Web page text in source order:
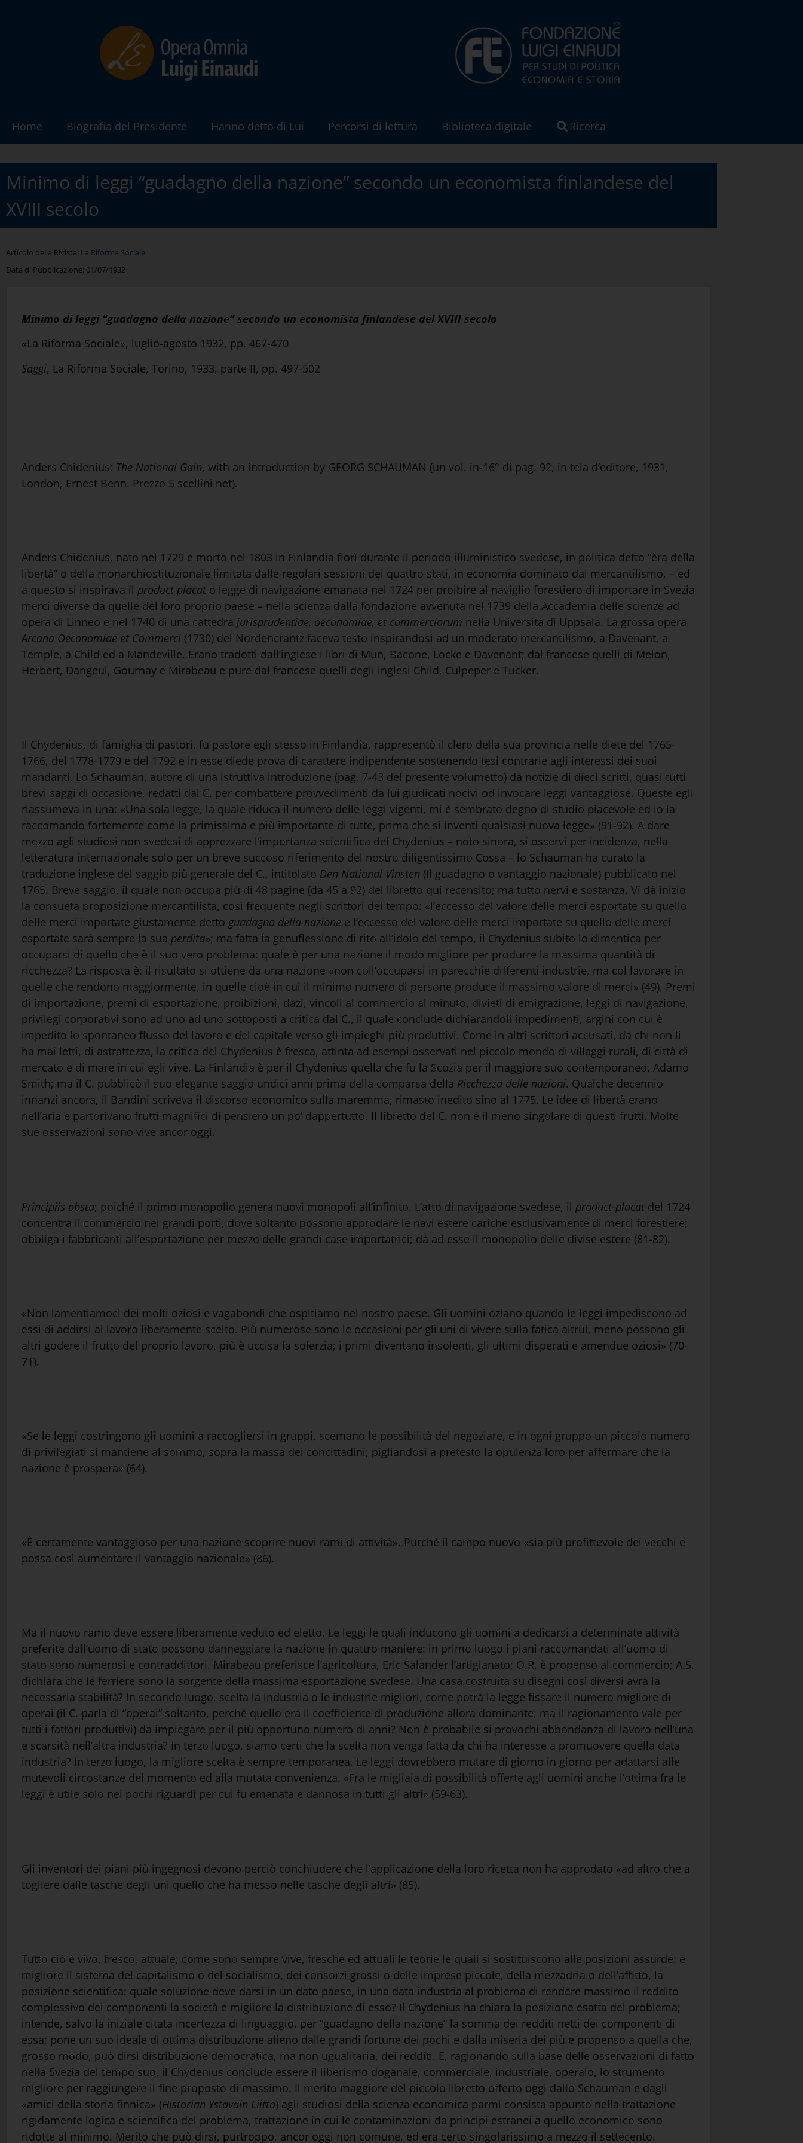
Home Biografia del Presidente Hanno detto di Lui Percorsi di lettura Biblioteca digitale Ricerca
Minimo di leggi “guadagno della nazione” secondo un economista finlandese del
XVIII secolo
Articolo della Rivista: La Riforma Sociale
Data di Pubblicazione: 01/07/1932
Minimo di leggi “guadagno della nazione” secondo un economista finlandese del XVIII secolo
«La Riforma Sociale», luglio-agosto 1932, pp. 467-470
Saggi, La Riforma Sociale, Torino, 1933, parte II, pp. 497-502
Anders Chidenius: The National Gain, with an introduction by GEORG SCHAUMAN (un vol. in-16° di pag. 92, in tela d’editore, 1931,
London, Ernest Benn. Prezzo 5 scellini net).
Anders Chidenius, nato nel 1729 e morto nel 1803 in Finlandia fiorì durante il periodo illuministico svedese, in politica detto “èra della
libertà” o della monarchiostituzionale limitata dalle regolari sessioni dei quattro stati, in economia dominato dal mercantilismo, – ed
a questo si inspirava il product placat o legge di navigazione emanata nel 1724 per proibire al naviglio forestiero di importare in Svezia
merci diverse da quelle del loro proprio paese – nella scienza dalla fondazione avvenuta nel 1739 della Accademia delle scienze ad
opera di Linneo e nel 1740 di una cattedra jurisprudentiae, oeconomiae, et commerciorum nella Università di Uppsala. La grossa opera
Arcana Oeconomiae et Commerci (1730) del Nordencrantz faceva testo inspirandosi ad un moderato mercantilismo, a Davenant, a
Temple, a Child ed a Mandeville. Erano tradotti dall’inglese i libri di Mun, Bacone, Locke e Davenant; dal francese quelli di Melon,
Herbert, Dangeul, Gournay e Mirabeau e pure dal francese quelli degli inglesi Child, Culpeper e Tucker.
Il Chydenius, di famiglia di pastori, fu pastore egli stesso in Finlandia, rappresentò il clero della sua provincia nelle diete del 1765-
1766, del 1778-1779 e del 1792 e in esse diede prova di carattere indipendente sostenendo tesi contrarie agli interessi dei suoi
mandanti. Lo Schauman, autore di una istruttiva introduzione (pag. 7-43 del presente volumetto) dà notizie di dieci scritti, quasi tutti
brevi saggi di occasione, redatti dal C. per combattere provvedimenti da lui giudicati nocivi od invocare leggi vantaggiose. Queste egli
riassumeva in una: «Una sola legge, la quale riduca il numero delle leggi vigenti, mi è sembrato degno di studio piacevole ed io la
raccomando fortemente come la primissima e più importante di tutte, prima che si inventi qualsiasi nuova legge» (91-92). A dare
mezzo agli studiosi non svedesi di apprezzare l’importanza scientifica del Chydenius – noto sinora, si osservi per incidenza, nella
letteratura internazionale solo per un breve succoso riferimento del nostro diligentissimo Cossa – lo Schauman ha curato la
traduzione inglese del saggio più generale del C., intitolato Den National Vinsten (Il guadagno o vantaggio nazionale) pubblicato nel
1765. Breve saggio, il quale non occupa più di 48 pagine (da 45 a 92) del libretto qui recensito; ma tutto nervi e sostanza. Vi dà inizio
la consueta proposizione mercantilista, così frequente negli scrittori del tempo: «l’eccesso del valore delle merci esportate su quello
delle merci importate giustamente detto guadagno della nazione e l’eccesso del valore delle merci importate su quello delle merci
esportate sarà sempre la sua perdita»; ma fatta la genuflessione di rito all’idolo del tempo, il Chydenius subito lo dimentica per
occuparsi di quello che è il suo vero problema: quale è per una nazione il modo migliore per produrre la massima quantità di
ricchezza? La risposta è: il risultato si ottiene da una nazione «non coll’occuparsi in parecchie differenti industrie, ma col lavorare in
quelle che rendono maggiormente, in quelle cioè in cui il minimo numero di persone produce il massimo valore di merci» (49). Premi
di importazione, premi di esportazione, proibizioni, dazi, vincoli al commercio al minuto, divieti di emigrazione, leggi di navigazione,
privilegi corporativi sono ad uno ad uno sottoposti a critica dal C., il quale conclude dichiarandoli impedimenti, argini con cui è
impedito lo spontaneo flusso del lavoro e del capitale verso gli impieghi più produttivi. Come in altri scrittori accusati, da chi non li
ha mai letti, di astrattezza, la critica del Chydenius è fresca, attinta ad esempi osservati nel piccolo mondo di villaggi rurali, di città di
mercato e di mare in cui egli vive. La Finlandia è per il Chydenius quella che fu la Scozia per il maggiore suo contemporaneo, Adamo
Smith; ma il C. pubblicò il suo elegante saggio undici anni prima della comparsa della Ricchezza delle nazioni. Qualche decennio
innanzi ancora, il Bandini scriveva il discorso economico sulla maremma, rimasto inedito sino al 1775. Le idee di libertà erano
nell’aria e partorivano frutti magnifici di pensiero un po’ dappertutto. Il libretto del C. non è il meno singolare di questi frutti. Molte
sue osservazioni sono vive ancor oggi.
Principiis obsta; poiché il primo monopolio genera nuovi monopoli all’infinito. L’atto di navigazione svedese, il product-placat del 1724
concentra il commercio nei grandi porti, dove soltanto possono approdare le navi estere cariche esclusivamente di merci forestiere;
obbliga i fabbricanti all’esportazione per mezzo delle grandi case importatrici; dà ad esse il monopolio delle divise estere (81-82).
«Non lamentiamoci dei molti oziosi e vagabondi che ospitiamo nel nostro paese. Gli uomini oziano quando le leggi impediscono ad
essi di addirsi al lavoro liberamente scelto. Più numerose sono le occasioni per gli uni di vivere sulla fatica altrui, meno possono gli
altri godere il frutto del proprio lavoro, più è uccisa la solerzia; i primi diventano insolenti, gli ultimi disperati e amendue oziosi» (70-
71).
«Se le leggi costringono gli uomini a raccogliersi in gruppi, scemano le possibilità del negoziare, e in ogni gruppo un piccolo numero
di privilegiati si mantiene al sommo, sopra la massa dei concittadini; pigliandosi a pretesto la opulenza loro per affermare che la
nazione è prospera» (64).
«È certamente vantaggioso per una nazione scoprire nuovi rami di attività». Purché il campo nuovo «sia più profittevole dei vecchi e
possa così aumentare il vantaggio nazionale» (86).
Ma il nuovo ramo deve essere liberamente veduto ed eletto. Le leggi le quali inducono gli uomini a dedicarsi a determinate attività
preferite dall’uomo di stato possono danneggiare la nazione in quattro maniere: in primo luogo i piani raccomandati all’uomo di
stato sono numerosi e contraddittori. Mirabeau preferisce l’agricoltura, Eric Salander l’artigianato; O.R. è propenso al commercio; A.S.
dichiara che le ferriere sono la sorgente della massima esportazione svedese. Una casa costruita su disegni così diversi avrà la
necessaria stabilità? In secondo luogo, scelta la industria o le industrie migliori, come potrà la legge fissare il numero migliore di
operai (il C. parla di “operai” soltanto, perché quello era il coefficiente di produzione allora dominante; ma il ragionamento vale per
tutti i fattori produttivi) da impiegare per il più opportuno numero di anni? Non è probabile si provochi abbondanza di lavoro nell’una
e scarsità nell’altra industria? In terzo luogo, siamo certi che la scelta non venga fatta da chi ha interesse a promuovere quella data
industria? In terzo luogo, la migliore scelta è sempre temporanea. Le leggi dovrebbero mutare di giorno in giorno per adattarsi alle
mutevoli circostanze del momento ed alla mutata convenienza. «Fra le migliaia di possibilità offerte agli uomini anche l’ottima fra le
leggi è utile solo nei pochi riguardi per cui fu emanata e dannosa in tutti gli altri» (59-63).
Gli inventori dei piani più ingegnosi devono perciò conchiudere che l’applicazione della loro ricetta non ha approdato «ad altro che a
togliere dalle tasche degli uni quello che ha messo nelle tasche degli altri» (85).
Tutto ciò è vivo, fresco, attuale; come sono sempre vive, fresche ed attuali le teorie le quali si sostituiscono alle posizioni assurde: è
migliore il sistema del capitalismo o del socialismo, dei consorzi grossi o delle imprese piccole, della mezzadria o dell’affitto, la
posizione scientifica: quale soluzione deve darsi in un dato paese, in una data industria al problema di rendere massimo il reddito
complessivo dei componenti la società e migliore la distribuzione di esso? Il Chydenius ha chiara la posizione esatta del problema;
intende, salvo la iniziale citata incertezza di linguaggio, per “guadagno della nazione” la somma dei redditi netti dei componenti di
essa; pone un suo ideale di ottima distribuzione alieno dalle grandi fortune dei pochi e dalla miseria dei più e propenso a quella che,
grosso modo, può dirsi distribuzione democratica, ma non ugualitaria, dei redditi. E, ragionando sulla base delle osservazioni di fatto
nella Svezia del tempo suo, il Chydenius conclude essere il liberismo doganale, commerciale, industriale, operaio, lo strumento
migliore per raggiungere il fine proposto di massimo. Il merito maggiore del piccolo libretto offerto oggi dallo Schauman e dagli
«amici della storia finnica» (Historian Ystavain Liitto) agli studiosi della scienza economica parmi consista appunto nella trattazione
rigidamente logica e scientifica del problema, trattazione in cui le contaminazioni da principi estranei a quello economico sono
ridotte al minimo. Merito che può dirsi, purtroppo, ancor oggi non comune, ed era certo singolarissimo a mezzo il settecento.